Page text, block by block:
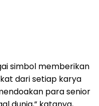
simbol memberikan
dari setiap karya
para senior